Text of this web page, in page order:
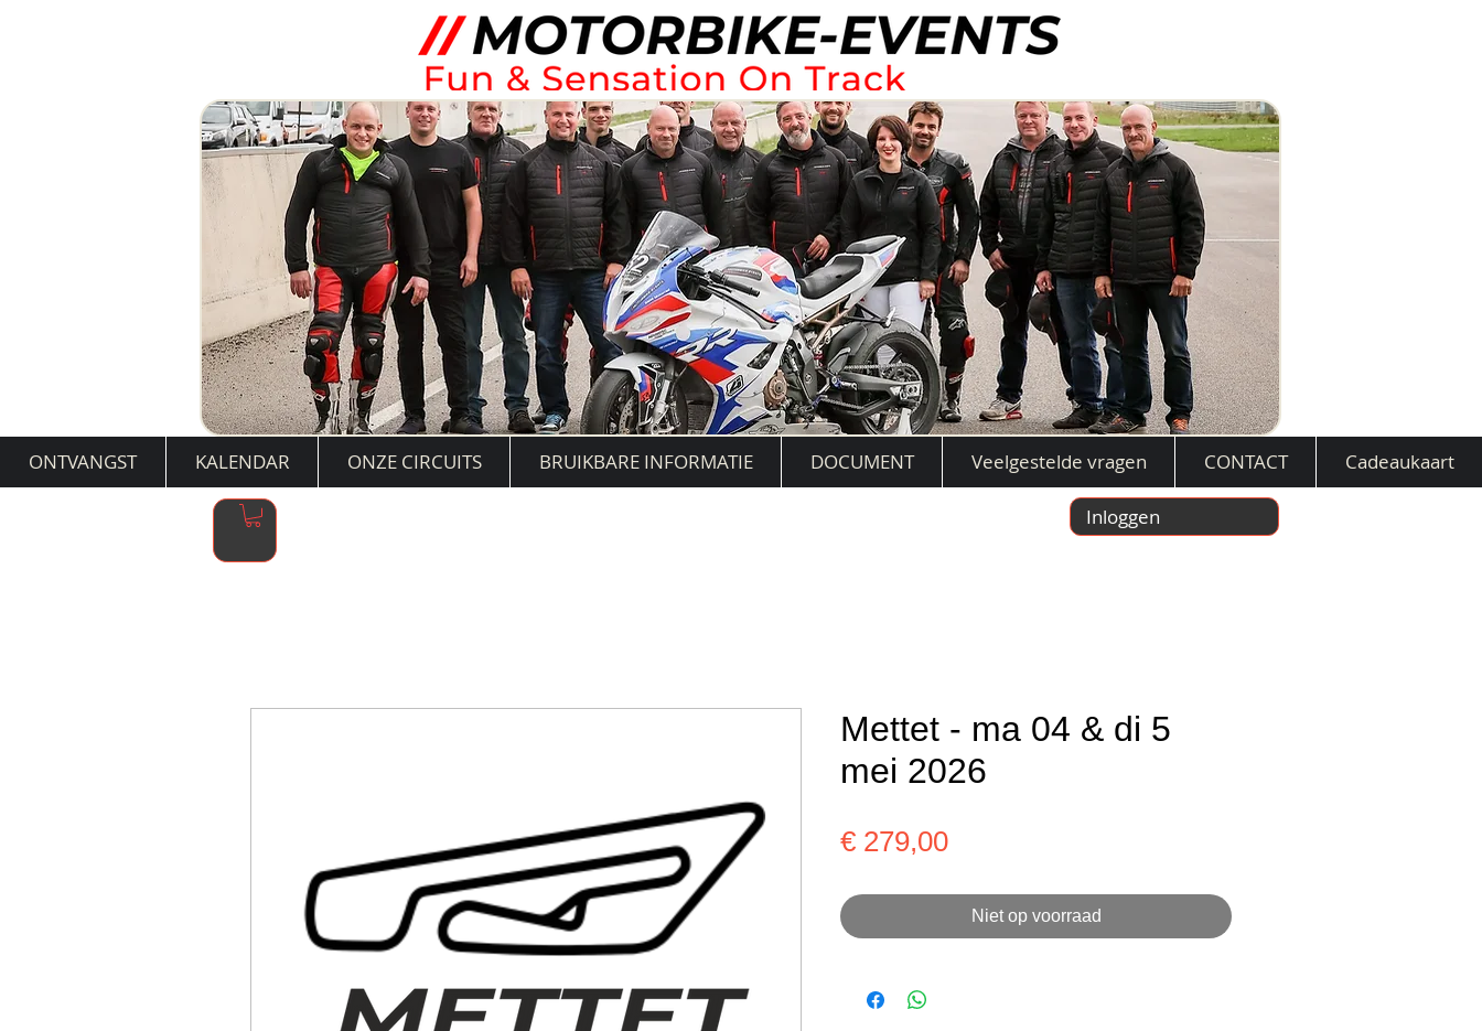
ONTVANGST KALENDAR ONZE CIRCUITS BRUIKBARE INFORMATIE DOCUMENT Veelgestelde vragen CONTACT Cadeaukaart
Inloggen
Mettet - ma 04 & di 5
mei 2026
€ 279,00Prijs
Niet op voorraad